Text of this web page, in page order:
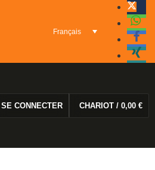
Français
SE CONNECTER CHARIOT / 0,00 €